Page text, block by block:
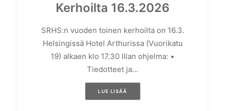
Kerhoilta 16.3.2026
SRHS:n vuoden toinen kerhoilta on 16.3.
Helsingissä Hotel Arthurissa (Vuorikatu
19) alkaen klo 17.30 Illan ohjelma: •
Tiedotteet ja…
LUE LISÄÄ